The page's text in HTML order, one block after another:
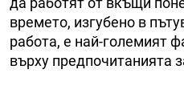
времето, изгубено в
работа, е най-големият
върху предпочитанията